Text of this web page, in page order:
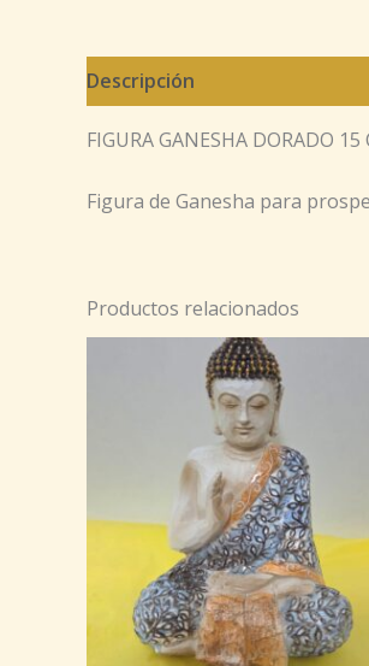
Descripción
FIGURA GANESHA DORADO 15
Figura de Ganesha para
Productos relacionados